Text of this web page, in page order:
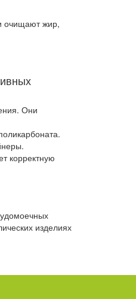
очищают жир,
Они
корректную
изделиях